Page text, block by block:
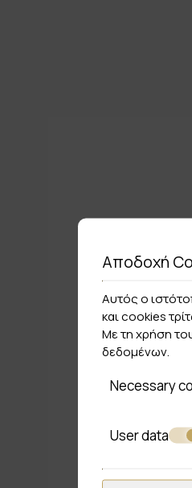
Αποδοχή
Αυτός ο
και cookies
Με τη χρήση
δεδομένων.
Necessary
User data